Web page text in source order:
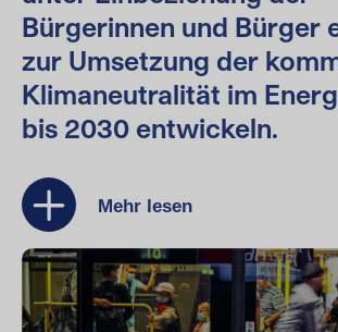
Bürgerinnen und Bürger
zur Umsetzung der
Klimaneutralität im
bis 2030 entwickeln.
Mehr lesen